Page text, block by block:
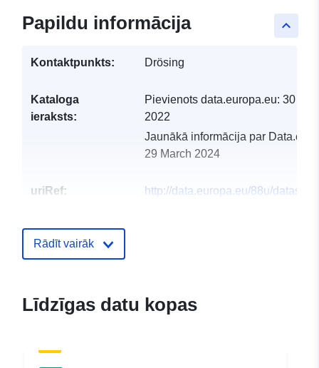
keyboard_arrow_up
Papildu informācija
Kontaktpunkts: Drösing
Kataloga
ieraksts:
Pievienots data.europa.eu: 30
2022
Jaunākā informācija par
29 March 2024
uriRef:
http://data.europa.eu/88u/dataset/
Rādīt vairāk
Līdzīgas datu kopas